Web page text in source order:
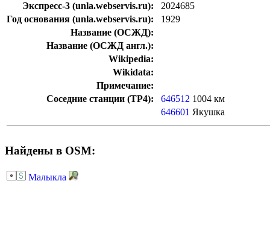
Экспресс-3 (unla.webservis.ru):
2024685
Год основания (unla.webservis.ru):
1929
Название (ОСЖД):
Название (ОСЖД англ.):
Wikipedia:
Wikidata:
Примечание:
Соседние станции (ТР4):
646512 1004 км
646601 Якушка
Найдены в OSM:
Малыкла